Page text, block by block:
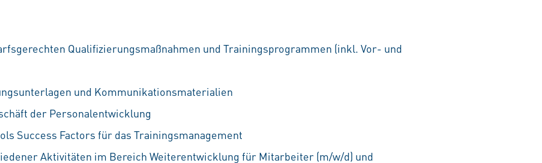
Qualifizierungsmaßnahmen und Trainingsprogrammen (inkl. Vor- und
und Kommunikationsmaterialien
der Personalentwicklung
Success Factors für das Trainingsmanagement
Aktivitäten im Bereich Weiterentwicklung für Mitarbeiter (m/w/d) und